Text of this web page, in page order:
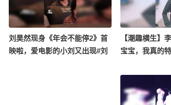
刘昊然现身《年会不能停2》首
映啦，爱电影的小刘又出现#刘
【潮趣横生】
宝宝，我真的
结束了，我下
更近的。#一不
@KPOP狐 @